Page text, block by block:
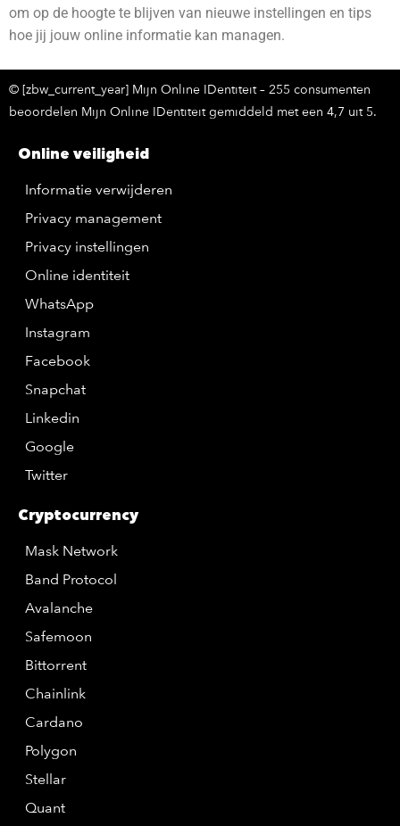
om op de hoogte te blijven van nieuwe instellingen en tips
hoe jij jouw online informatie kan managen.
© [zbw_current_year] Mijn Online IDentiteit – 255 consumenten
beoordelen Mijn Online IDentiteit gemiddeld met een 4,7 uit 5.
Online veiligheid
Informatie verwijderen
Privacy management
Privacy instellingen
Online identiteit
WhatsApp
Instagram
Facebook
Snapchat
Linkedin
Google
Twitter
Cryptocurrency
Mask Network
Band Protocol
Avalanche
Safemoon
Bittorrent
Chainlink
Cardano
Polygon
Stellar
Quant